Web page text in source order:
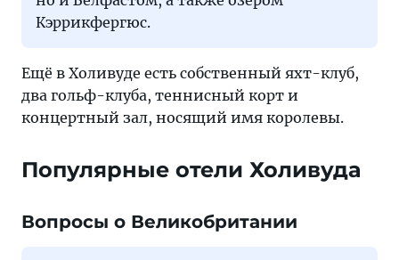
Кэррикфергюс.
Ещё в Холивуде есть собственный яхт-клуб,
два гольф-клуба, теннисный корт и
концертный зал, носящий имя королевы.
Популярные отели Холивуда
Вопросы о Великобритании